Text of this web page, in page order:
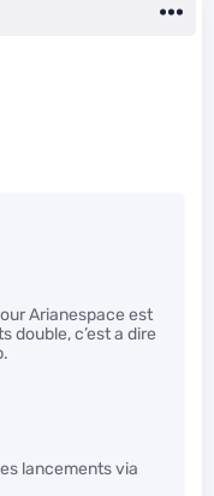
Arianespace est
double, c’est a dire
lancements via